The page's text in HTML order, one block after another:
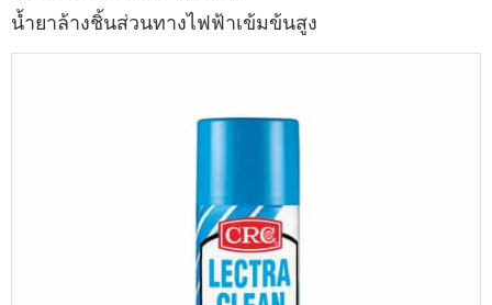
นํ้ายาล้างชิ้นส่วนทางไฟฟ้าเข้มข้นสูง